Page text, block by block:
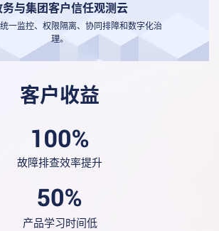
务与集团客户信任观测云
一监控、权限隔离、协同排障和数字化治
理。
客户收益
故障排查效率提升
产品学习时间低